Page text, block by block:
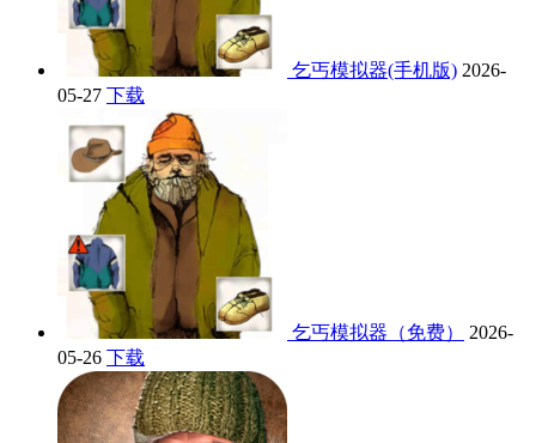
乞丐模拟器(手机版) 2026-
05-27 下载
乞丐模拟器（免费）
2026-
05-26 下载